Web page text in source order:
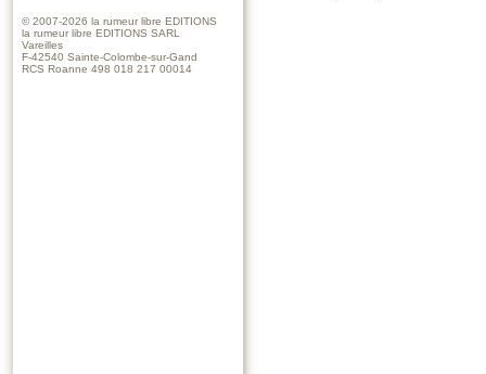
© 2007-2026 la rumeur libre EDITIONS
la rumeur libre EDITIONS SARL
Vareilles
F-42540 Sainte-Colombe-sur-Gand
RCS Roanne 498 018 217 00014